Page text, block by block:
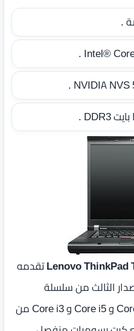
Intel®
NVIDIA NVS
.
تقدمه
الثالث من سلسلة
ThinkPad T500 بمعالجات Core i7 و Core i5 و Core i3 من